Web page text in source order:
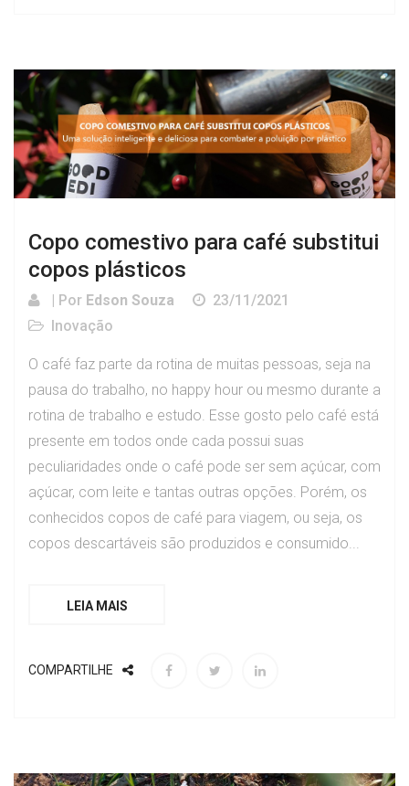
Copo comestivo para café substitui
copos plásticos
| Por Edson Souza
23/11/2021
Inovação
O café faz parte da rotina de muitas pessoas, seja na
pausa do trabalho, no happy hour ou mesmo durante a
rotina de trabalho e estudo. Esse gosto pelo café está
presente em todos onde cada possui suas
peculiaridades onde o café pode ser sem açúcar, com
açúcar, com leite e tantas outras opções. Porém, os
conhecidos copos de café para viagem, ou seja, os
copos descartáveis são produzidos e consumido...
LEIA MAIS
COMPARTILHE